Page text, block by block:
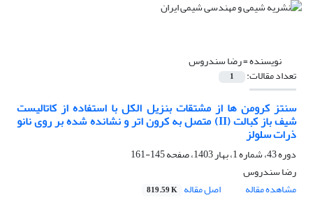
نویسنده =رضا سندروس
تعداد مقالات: 1
سنتز کرومن ها از مشتقات بنزیل الکل با استفاده از کاتالیست
شیف باز کبالت (II) متصل به کرون اتر و نشانده شده بر روی نانو
ذرات سلولز
دوره 43، شماره 1، بهار 1403، صفحه
145-161
رضا سندروس
مشاهده مقاله
اصل مقاله 819.59 K